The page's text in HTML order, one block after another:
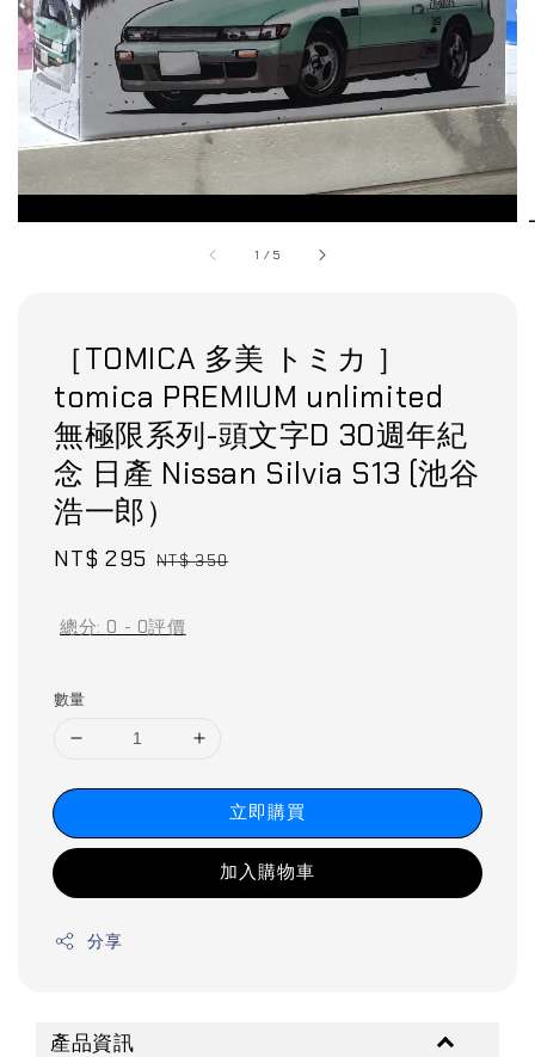
1 /5
［TOMICA 多美 トミカ ］
tomica PREMIUM unlimited
無極限系列-頭文字D 30週年紀
念 日產 Nissan Silvia S13 (池谷
浩一郎）
Sale
NT$ 295 Regular
NT$ 350
總分: 0 - 0評價
數量
立即購買
加入購物車
分享
產品資訊